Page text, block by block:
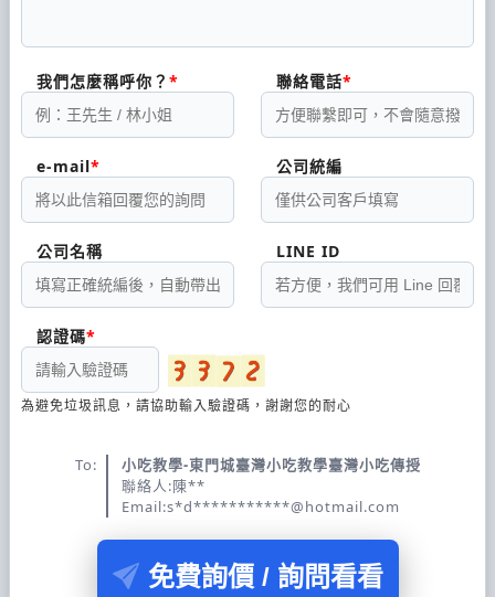
我們怎麼稱呼你？ 聯絡電話
e-mail 公司統編
公司名稱 LINE ID
認證碼
為避免垃圾訊息，請協助輸入驗證碼，謝謝您的耐心
To:
小吃教學-東門城臺灣小吃教學臺灣小吃傳授
聯絡人:陳**
Email:s*d***********@hotmail.com
免費詢價 / 詢問看看